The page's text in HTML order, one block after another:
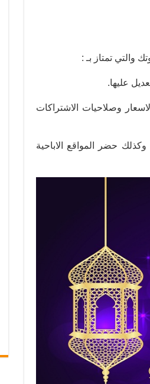
والتي تمتاز بـ :
وصلاحيات الاشتراكات
حضر المواقع الاباحية